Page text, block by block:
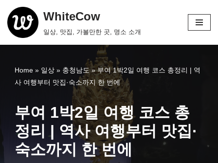
콘
텐
WhiteCow
일상, 맛집, 가볼만한 곳, 명소 소개
Home » 일상 » 충청남도»부여 1박2일 여행 코스 총정리 | 역
사 여행부터 맛집·숙소까지 한 번에
부여 1박2일 여행 코스 총
정리 | 역사 여행부터 맛집·
숙소까지 한 번에